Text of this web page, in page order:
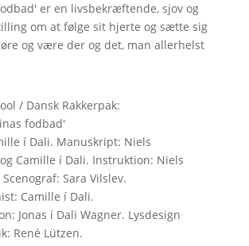
er en livsbekræftende, sjov og
om at følge sit hjerte og sætte sig
og være der og det, man allerhelst
/ Dansk Rakkerpak:
fodbad'
í Dali. Manuskript: Niels
Camille í Dali. Instruktion: Niels
Sara Vilslev.
Camille í Dali.
Jonas í Dali Wagner. Lysdesign
René Lützen.